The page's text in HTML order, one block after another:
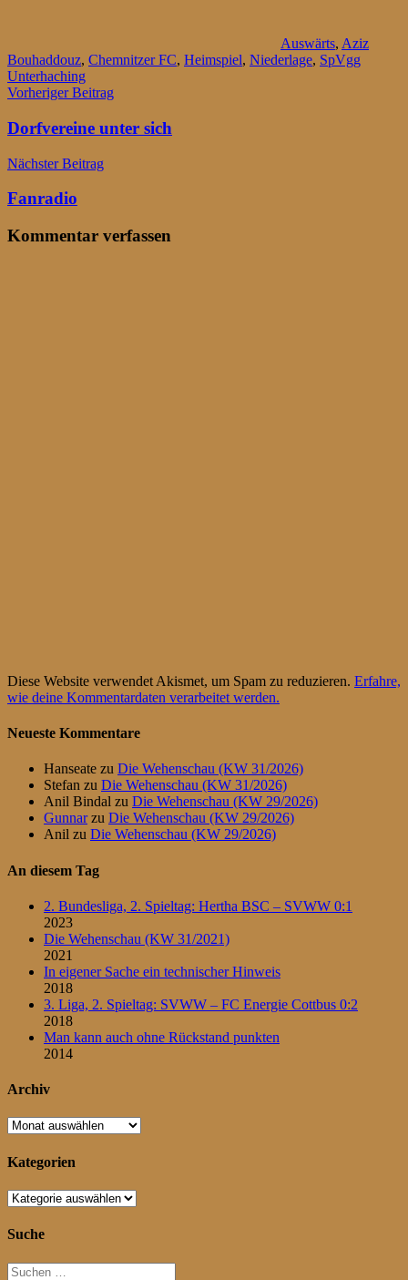
Auswärts, Aziz
Bouhaddouz, Chemnitzer FC, Heimspiel, Niederlage, SpVgg
Unterhaching
Beitragsnavigation
Vorheriger Beitrag
Dorfvereine unter sich
Nächster Beitrag
Fanradio
Kommentar verfassen
Diese Website verwendet Akismet, um Spam zu reduzieren. Erfahre,
wie deine Kommentardaten verarbeitet werden.
Neueste Kommentare
Hanseate zu Die Wehenschau (KW 31/2026)
Stefan zu Die Wehenschau (KW 31/2026)
Anil Bindal zu Die Wehenschau (KW 29/2026)
Gunnarzu Die Wehenschau (KW 29/2026)
Anil zu Die Wehenschau (KW 29/2026)
An diesem Tag
2. Bundesliga, 2. Spieltag: Hertha BSC – SVWW 0:1
2023
Die Wehenschau (KW 31/2021)
2021
In eigener Sache ein technischer Hinweis
2018
3. Liga, 2. Spieltag: SVWW – FC Energie Cottbus 0:2
2018
Man kann auch ohne Rückstand punkten
2014
Archiv
Archiv
Kategorien
Kategorien
Suche
Suchen